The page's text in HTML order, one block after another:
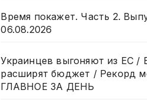
Время покажет. Часть 2.
06.08.2026
Украинцев выгоняют из ЕС /
расширят бюджет / Рекорд
ГЛАВНОЕ ЗА ДЕНЬ